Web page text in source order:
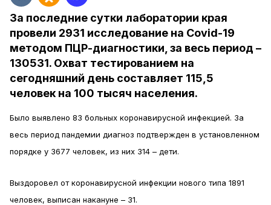
За последние сутки лаборатории края
провели 2931 исследование на Covid-19
методом ПЦР-диагностики, за весь период –
130531. Охват тестированием на
сегодняшний день составляет 115,5
человек на 100 тысяч населения.
Было выявлено 83 больных коронавирусной инфекцией. За
весь период пандемии диагноз подтвержден в установленном
порядке у 3677 человек, из них 314 – дети.
Выздоровел от коронавирусной инфекции нового типа 1891
человек, выписан накануне – 31.